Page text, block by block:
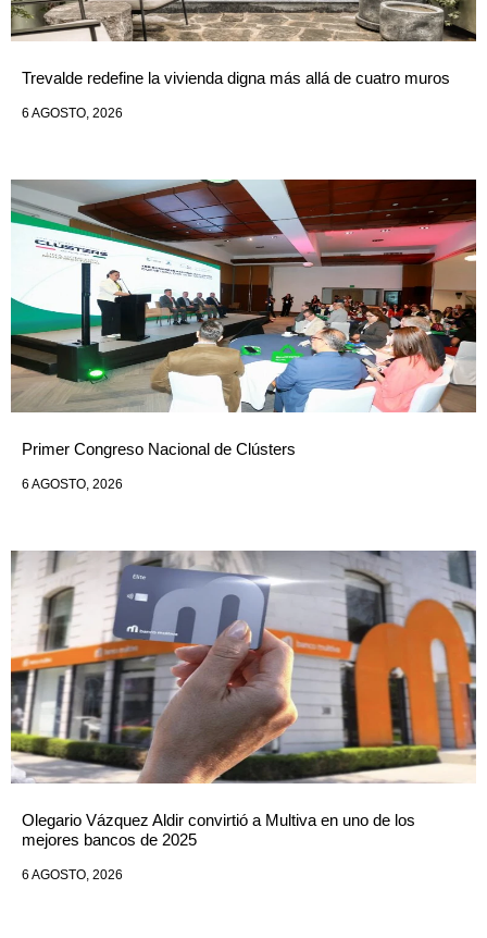
Trevalde redefine la vivienda digna más allá de cuatro muros
6 AGOSTO, 2026
Primer Congreso Nacional de Clústers
6 AGOSTO, 2026
Olegario Vázquez Aldir convirtió a Multiva en uno de los
mejores bancos de 2025
6 AGOSTO, 2026